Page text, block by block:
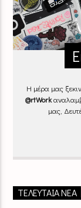
Η μέρα μας
@rtWork
μας,
ΤΕΛΕΥΤΑΊΑ ΝΈΑ